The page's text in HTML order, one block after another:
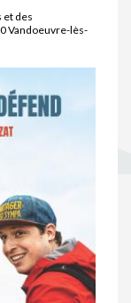
et des
Vandoeuvre-lès-